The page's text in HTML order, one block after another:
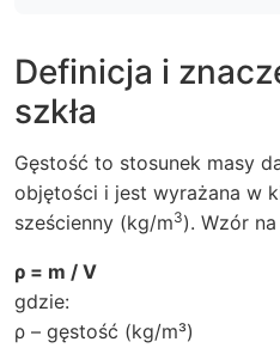
Definicja i
szkła
Gęstość to stosunek masy
objętości i jest wyrażana w
sześcienny (kg/m3). Wzór
ρ = m / V
gdzie:
ρ – gęstość (kg/m³)